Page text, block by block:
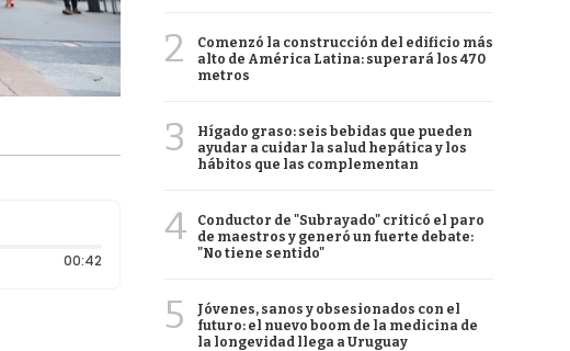
00:42Duración: 42 segundos
2
Comenzó la construcción del edificio más
alto de América Latina: superará los 470
metros
3
Hígado graso: seis bebidas que pueden
ayudar a cuidar la salud hepática y los
hábitos que las complementan
4
Conductor de "Subrayado" criticó el paro
de maestros y generó un fuerte debate:
"No tiene sentido"
5
Jóvenes, sanos y obsesionados con el
futuro: el nuevo boom de la medicina de
la longevidad llega a Uruguay